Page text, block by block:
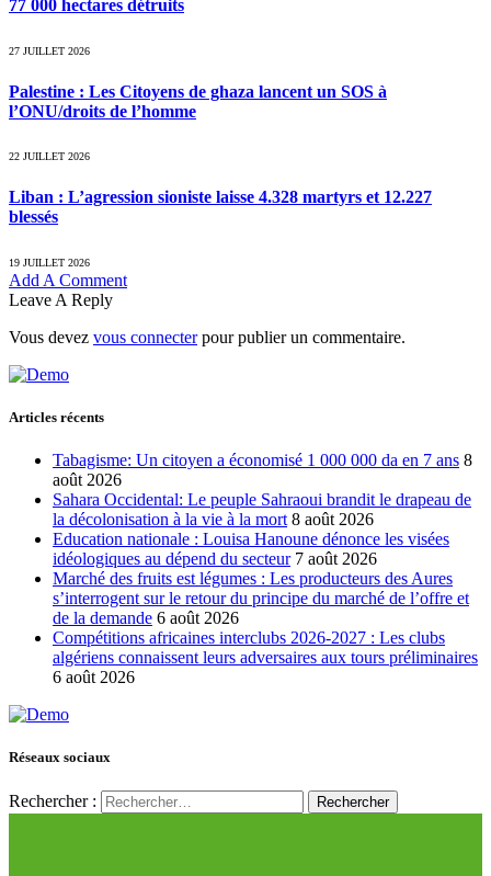
77 000 hectares détruits
27 JUILLET 2026
Palestine : Les Citoyens de ghaza lancent un SOS à
l’ONU/droits de l’homme
22 JUILLET 2026
Liban : L’agression sioniste laisse 4.328 martyrs et 12.227
blessés
19 JUILLET 2026
Add A Comment
Leave A Reply
Vous devez vous connecterpour publier un commentaire.
Articles récents
Tabagisme: Un citoyen a économisé 1 000 000 da en 7 ans 8
août 2026
Sahara Occidental: Le peuple Sahraoui brandit le drapeau de
la décolonisation à la vie à la mort 8 août 2026
Education nationale : Louisa Hanoune dénonce les visées
idéologiques au dépend du secteur 7 août 2026
Marché des fruits est légumes : Les producteurs des Aures
s’interrogent sur le retour du principe du marché de l’offre et
de la demande 6 août 2026
Compétitions africaines interclubs 2026-2027 : Les clubs
algériens connaissent leurs adversaires aux tours préliminaires
6 août 2026
Réseaux sociaux
Rechercher :